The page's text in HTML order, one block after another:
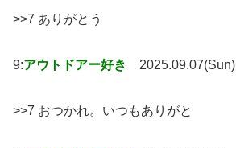
>>7 ありがとう
9:アウトドアー好き 2025.09.07(Sun)
>>7 おつかれ。いつもありがと